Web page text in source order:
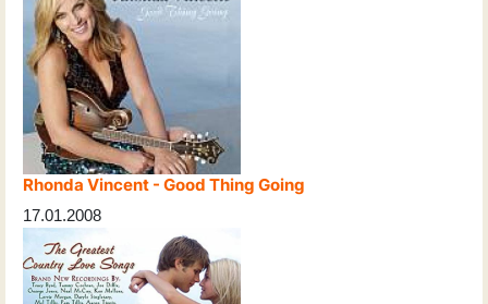
Rhonda Vincent - Good Thing Going
17.01.2008